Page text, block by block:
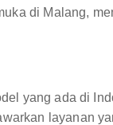
di Malang,
yang ada di
layanan